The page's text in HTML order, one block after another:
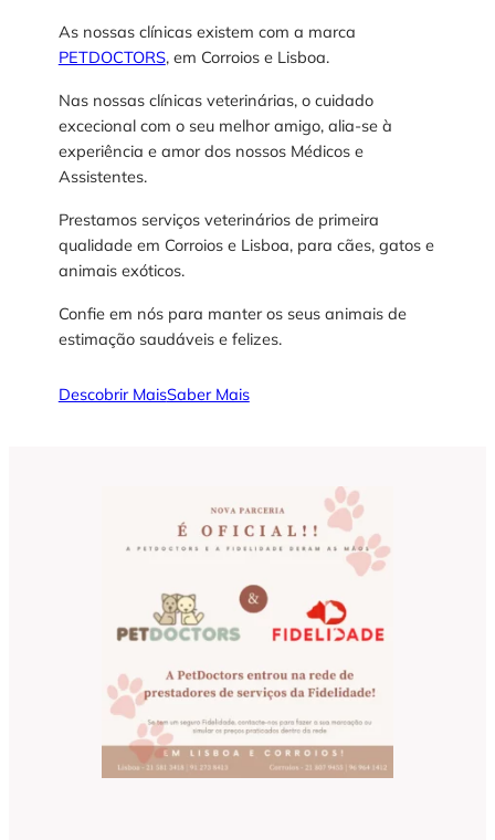
As nossas clínicas existem com a marca
PETDOCTORS, em Corroios e Lisboa.
Nas nossas clínicas veterinárias, o cuidado
excecional com o seu melhor amigo, alia-se à
experiência e amor dos nossos Médicos e
Assistentes.
Prestamos serviços veterinários de primeira
qualidade em Corroios e Lisboa, para cães, gatos e
animais exóticos.
Confie em nós para manter os seus animais de
estimação saudáveis ​​e felizes.
Descobrir MaisSaber Mais